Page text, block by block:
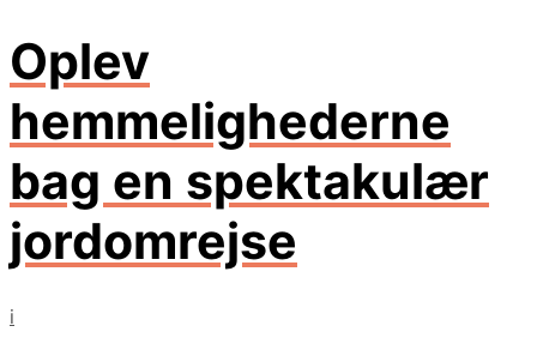
Oplev
hemmelighederne
bag en spektakulær
jordomrejse
i